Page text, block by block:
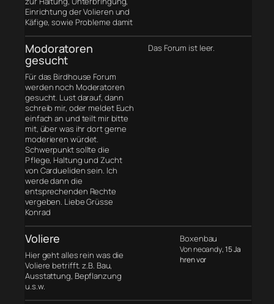
Einrichtung der Volieren und
Käfige, sowie Probleme damit
Modoratoren
gesucht
Für das Birdhouse Forum
werden noch Moderatoren
gesucht. Lust darauf, dann
schreib mir, oder meldet Euch
einfach an und teilt mir bitte
mit, über was ihr dort gerne
moderieren würdet.
Schwerpunkt sollte die
Pflege, Haltung und Zucht
von Cardueliden sein. Ich
werde dann die
entsprechenden Rechte
vergeben. Liebe Grüsse
Konrad
Das Forum ist leer.
Voliere
Hier geht alles rein was die
Voliere betrifft. z.B. Bau,
Ausstattung, Bepflanzung
u.s.w.
Boxenbau
Von neoandy, 15 Ja
hren vor